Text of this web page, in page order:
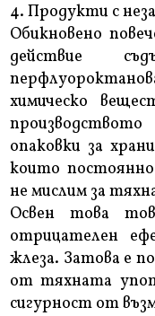
4. Продукти с
Обикновено
действие
химическо
опаковки за
които
не мислим за
Освен това
отрицателен
жлеза. Затова е
от тяхната
сигурност от